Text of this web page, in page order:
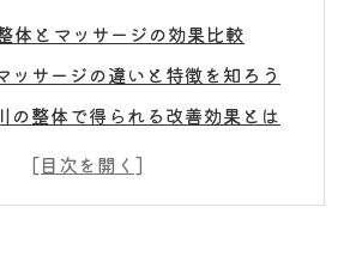
体とマッサージの効果比較
ッサージの違いと特徴を知ろう
の整体で得られる改善効果とは
ジと整体の併用がもたらす利点